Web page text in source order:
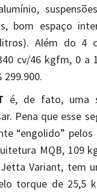
bom espaço
Além do 4
cv/46 kgfm, 0 a
299.900.
é, de fato, uma
Pena que esse
“engolido” pelos
MQB, 109
Variant, tem
torque de 25,5